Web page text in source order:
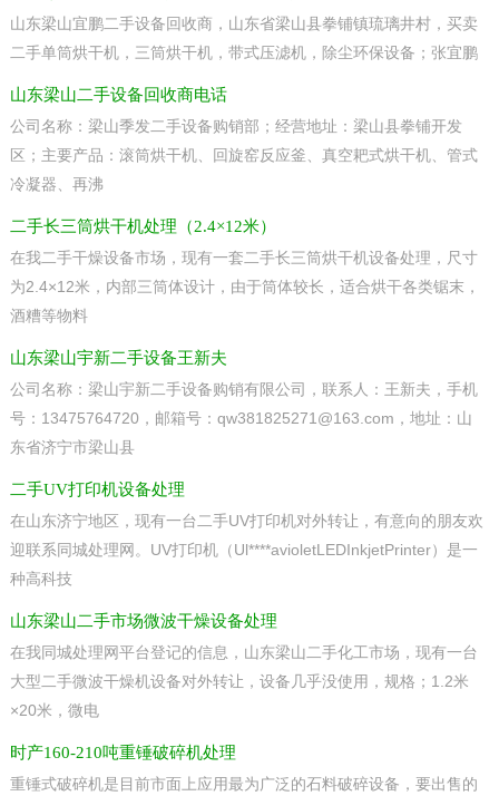
山东梁山宜鹏二手设备回收商，山东省梁山县拳铺镇琉璃井村，买卖
二手单筒烘干机，三筒烘干机，带式压滤机，除尘环保设备；张宜鹏
山东梁山二手设备回收商电话
公司名称：梁山季发二手设备购销部；经营地址：梁山县拳铺开发
区；主要产品：滚筒烘干机、回旋窑反应釜、真空耙式烘干机、管式
冷凝器、再沸
二手长三筒烘干机处理（2.4×12米）
在我二手干燥设备市场，现有一套二手长三筒烘干机设备处理，尺寸
为2.4×12米，内部三筒体设计，由于筒体较长，适合烘干各类锯末，
酒糟等物料
山东梁山宇新二手设备王新夫
公司名称：梁山宇新二手设备购销有限公司，联系人：王新夫，手机
号：13475764720，邮箱号：qw381825271@163.com，地址：山
东省济宁市梁山县
二手UV打印机设备处理
在山东济宁地区，现有一台二手UV打印机对外转让，有意向的朋友欢
迎联系同城处理网。UV打印机（Ul****avioletLEDInkjetPrinter）是一
种高科技
山东梁山二手市场微波干燥设备处理
在我同城处理网平台登记的信息，山东梁山二手化工市场，现有一台
大型二手微波干燥机设备对外转让，设备几乎没使用，规格；1.2米
×20米，微电
时产160-210吨重锤破碎机处理
重锤式破碎机是目前市面上应用最为广泛的石料破碎设备，要出售的